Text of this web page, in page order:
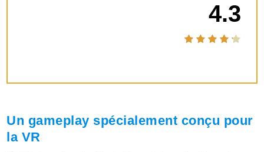
4.3
Un gameplay spécialement conçu pour
la VR